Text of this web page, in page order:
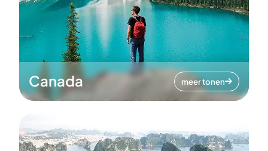
Canada meer tonen